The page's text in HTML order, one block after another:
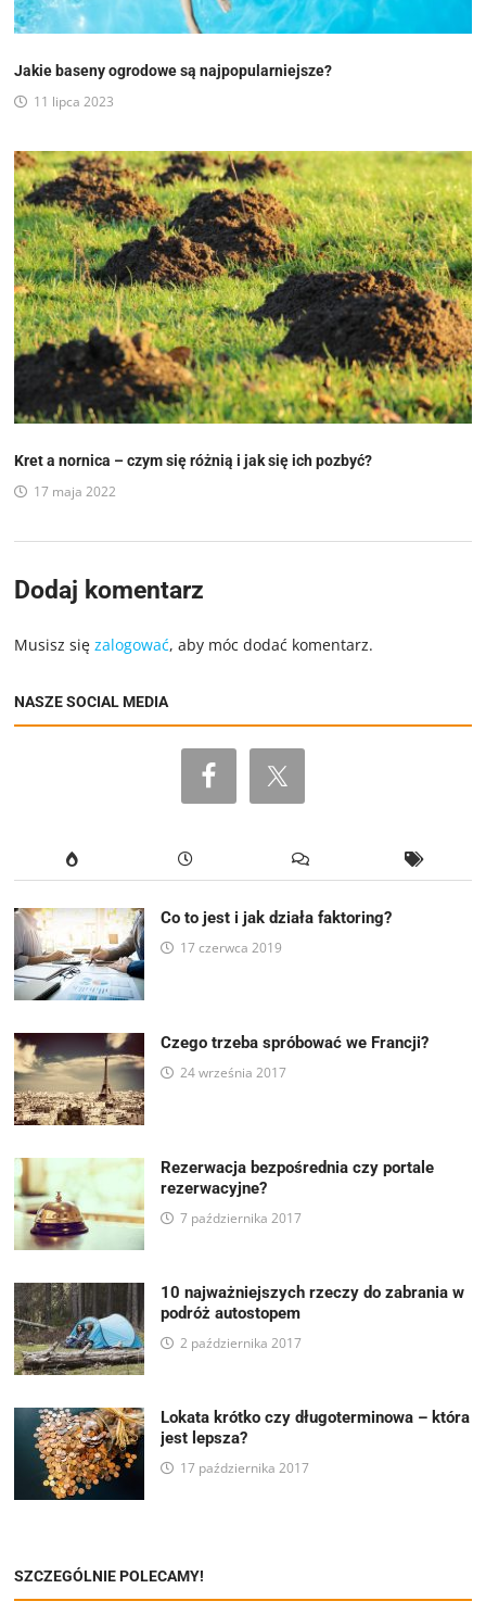
Jakie baseny ogrodowe są najpopularniejsze?
11 lipca 2023
Kret a nornica – czym się różnią i jak się ich pozbyć?
17 maja 2022
Dodaj komentarz
Musisz sięzalogować, aby móc dodać komentarz.
NASZE SOCIAL MEDIA
Co to jest i jak działa faktoring?
17 czerwca 2019
Czego trzeba spróbować we Francji?
24 września 2017
Rezerwacja bezpośrednia czy portale
rezerwacyjne?
7 października 2017
10 najważniejszych rzeczy do zabrania w
podróż autostopem
2 października 2017
Lokata krótko czy długoterminowa – która
jest lepsza?
17 października 2017
SZCZEGÓLNIE POLECAMY!